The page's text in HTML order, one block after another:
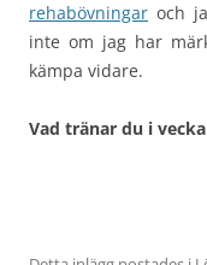
rehabövningar och
inte om jag har
kämpa vidare.
Vad tränar du i